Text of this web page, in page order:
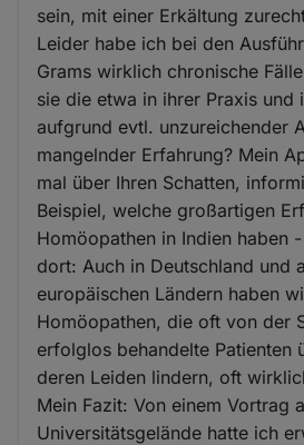
sein, mit einer Erkältung
Leider habe ich bei den
Grams wirklich chronische
sie die etwa in ihrer Praxis und
aufgrund evtl. unzureichender
mangelnder Erfahrung? Mein
mal über Ihren Schatten,
Beispiel, welche großartigen
Homöopathen in Indien haben
dort: Auch in Deutschland und
europäischen Ländern haben
Homöopathen, die oft von der
erfolglos behandelte Patienten
deren Leiden lindern, oft
Mein Fazit: Von einem Vortrag
Universitätsgelände hatte ich